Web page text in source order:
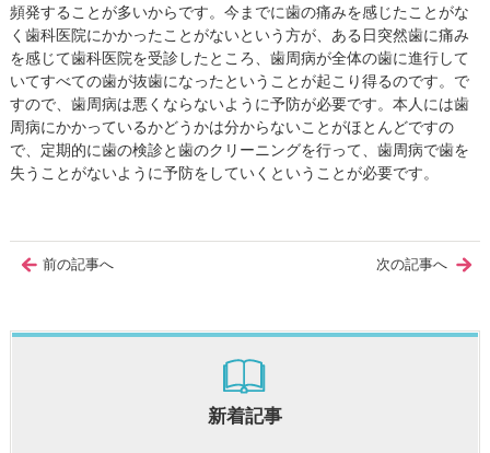
頻発することが多いからです。今までに歯の痛みを感じたことがな
く歯科医院にかかったことがないという方が、ある日突然歯に痛み
を感じて歯科医院を受診したところ、歯周病が全体の歯に進行して
いてすべての歯が抜歯になったということが起こり得るのです。で
すので、歯周病は悪くならないように予防が必要です。本人には歯
周病にかかっているかどうかは分からないことがほとんどですの
で、定期的に歯の検診と歯のクリーニングを行って、歯周病で歯を
失うことがないように予防をしていくということが必要です。
前の記事へ 次の記事へ
新着記事